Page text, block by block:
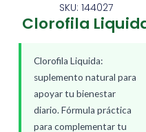
SKU: 144027
Clorofila
Clorofila Liquida:
suplemento natural para
apoyar tu bienestar
diario. Fórmula práctica
para complementar tu